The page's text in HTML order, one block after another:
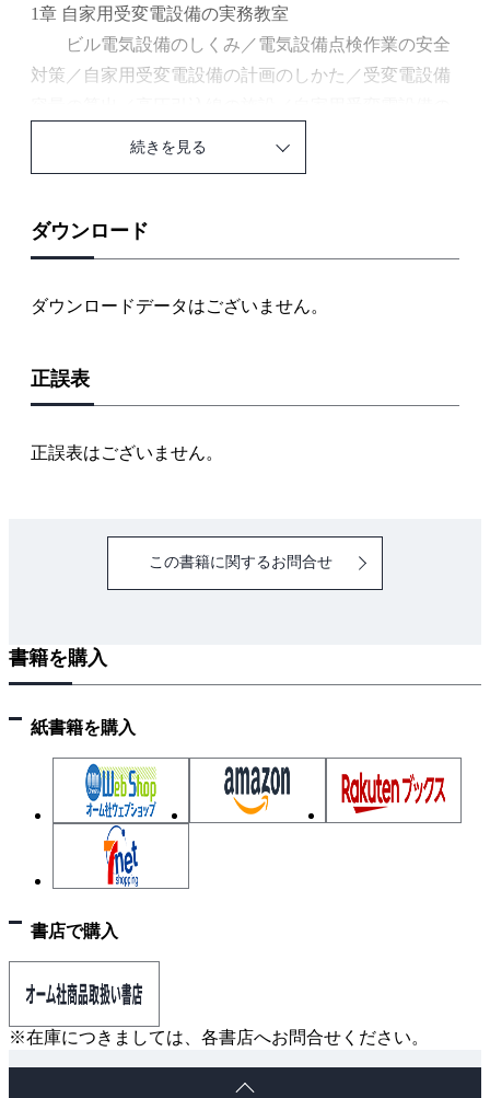
1章 自家用受変電設備の実務教室
ビル電気設備のしくみ／電気設備点検作業の安全
対策／自家用受変電設備の計画のしかた／受変電設備
構成機器／自家用受変電設備の主回路結線／受電室の
た
2章 自家用受変電設備の保全教室
者あなたの職務／自家用受変電設備の予防保全／自家
の種類／保守点検の事前準備／定期点検実施手順／自
家用受変電設備の保守点検のしかた／キュービクル式
高圧受電設備の保守点検のしかた／測定・試験のしか
受変電設備の計画／キュービクルの選定／高圧2回
線受電／契約電力の決定方法／電気料金制度のしくみ
／受変電設備の引込線／変圧器の許容過負荷／変流器
ステム／受変電設備の照明／受変電設備の騒音規制／
自家発電設備のしくみ／自家発電機室の計画／自家発
電設備のシーケンス制御／自家発電設備の公害対策／
備／非常電源用自家発電設備／自動火災報知設備／漏
電火災警報器／排煙設備の設置基準／電気設備に適し
た消火設備
4章 トラブル事例とその対策
損，損傷と対策／水漏れ，油漏れと対策／温度上昇と
対策／異音，振動と対策／電圧変動と対策／さび，腐
食と対策／断路器のトラブルと対策／遮断器のトラブ
ルと対策／電力ヒューズのトラブルと対策／変圧器の
ュービクルのトラブルと対策／電動機のトラブルと対
続きを見る
ダウンロード
ダウンロードデータはございません。
正誤表
正誤表はございません。
この書籍に関するお問合せ
書籍を購入
紙書籍を購入
書店で購入
※在庫につきましては、各書店へお問合せください。